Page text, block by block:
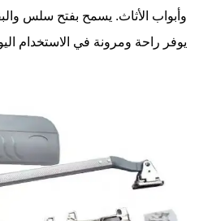
وأبواب الأثاث. يسمح بفتح سلس
يوفر راحة ومرونة في الاستخدام